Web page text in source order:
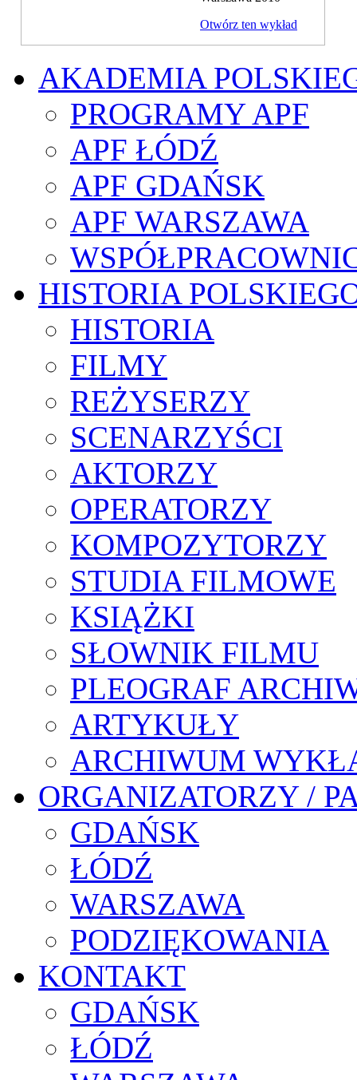
Otwórz ten wykład
AKADEMIA
PROGRAMY APF
APF ŁÓDŹ
APF GDAŃSK
APF WARSZAWA
HISTORIA
HISTORIA
FILMY
REŻYSERZY
SCENARZYŚCI
AKTORZY
OPERATORZY
KOMPOZYTORZY
STUDIA FILMOWE
KSIĄŻKI
SŁOWNIK FILMU
PLEOGRAF
ARTYKUŁY
ARCHIWUM
ORGANIZATORZY /
GDAŃSK
ŁÓDŹ
WARSZAWA
PODZIĘKOWANIA
KONTAKT
GDAŃSK
ŁÓDŹ